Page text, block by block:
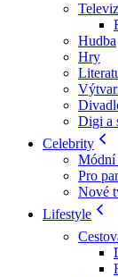
Hudba
Hry
Digi a
Celebrity
Módní
Pro
Nové
Lifestyle